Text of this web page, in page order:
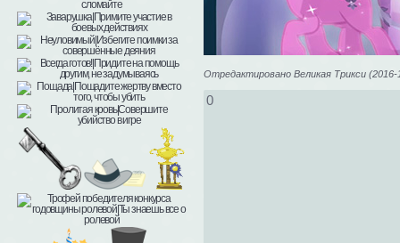
Отредактировано Великая Трикси (2016-
0